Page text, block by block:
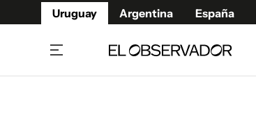
Uruguay Argentina España